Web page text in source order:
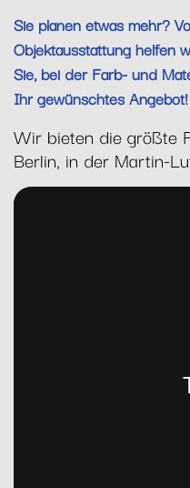
Sie planen etwas mehr?
Objektausstattung helfen
Sie, bei der Farb- und
Ihr gewünschtes Angebot!
Wir bieten die größte
Berlin, in der Martin-